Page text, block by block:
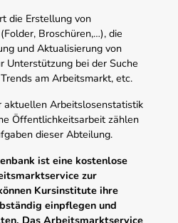
die Erstellung von
Broschüren,…), die
und Aktualisierung von
Unterstützung bei der Suche
am Arbeitsmarkt, etc.
aktuellen Arbeitslosenstatistik
Öffentlichkeitsarbeit zählen
dieser Abteilung.
ist eine kostenlose
zur
Kursinstitute ihre
einpflegen und
Das Arbeitsmarktservice